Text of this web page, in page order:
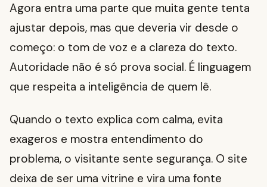
Agora entra uma parte que muita gente tenta
ajustar depois, mas que deveria vir desde o
começo: o tom de voz e a clareza do texto.
Autoridade não é só prova social. É linguagem
que respeita a inteligência de quem lê.
Quando o texto explica com calma, evita
exageros e mostra entendimento do
problema, o visitante sente segurança. O site
deixa de ser uma vitrine e vira uma fonte